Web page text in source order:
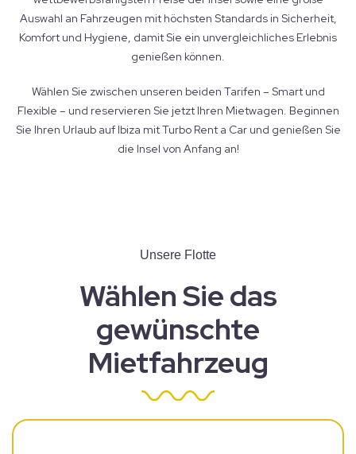
Auswahl an Fahrzeugen mit höchsten Standards in Sicherheit,
Komfort und Hygiene, damit Sie ein unvergleichliches Erlebnis
genießen können.
Wählen Sie zwischen unseren beiden Tarifen – Smart und
Flexible – und reservieren Sie jetzt Ihren Mietwagen. Beginnen
Sie Ihren Urlaub auf Ibiza mit Turbo Rent a Car und genießen Sie
die Insel von Anfang an!
Unsere Flotte
Wählen Sie das
gewünschte
Mietfahrzeug